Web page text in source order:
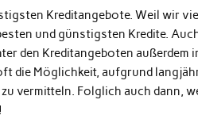
Kreditangebote. Weil wir
und günstigsten Kredite.
den Kreditangeboten außerdem
die Möglichkeit, aufgrund
vermitteln. Folglich auch dann,